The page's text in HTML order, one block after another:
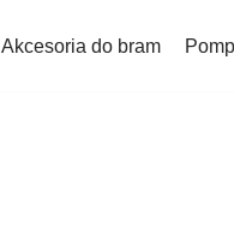
Akcesoria do bram